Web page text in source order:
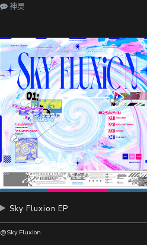
神灵
Sky Fluxion EP
@Sky Fluxion.